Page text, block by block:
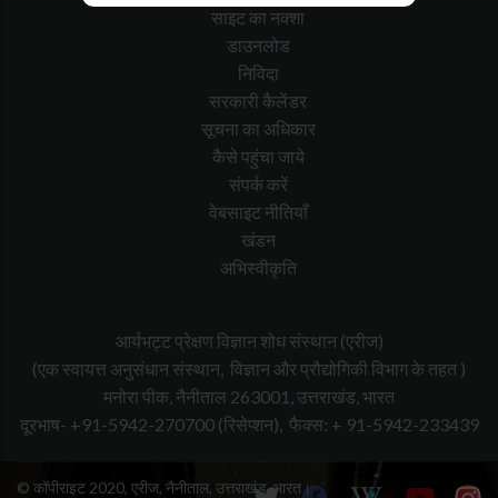
साइट का नक्शा
डाउनलोड
निविदा
सरकारी कैलेंडर
सूचना का अधिकार
कैसे पहुंचा जाये
संपर्क करें
वेबसाइट नीतियाँ
खंडन
अभिस्वीकृति
आर्यभट्ट प्रेक्षण विज्ञान शोध संस्थान (एरीज)
(एक स्वायत्त अनुसंधान संस्थान, विज्ञान और प्रौद्योगिकी विभाग के तहत )
मनोरा पीक, नैनीताल 263001, उत्तराखंड, भारत
दूरभाष- +91-5942-270700 (रिसेप्शन), फैक्स: + 91-5942-233439
© कॉपीराइट 2020, एरीज, नैनीताल, उत्तराखंड, भारत।